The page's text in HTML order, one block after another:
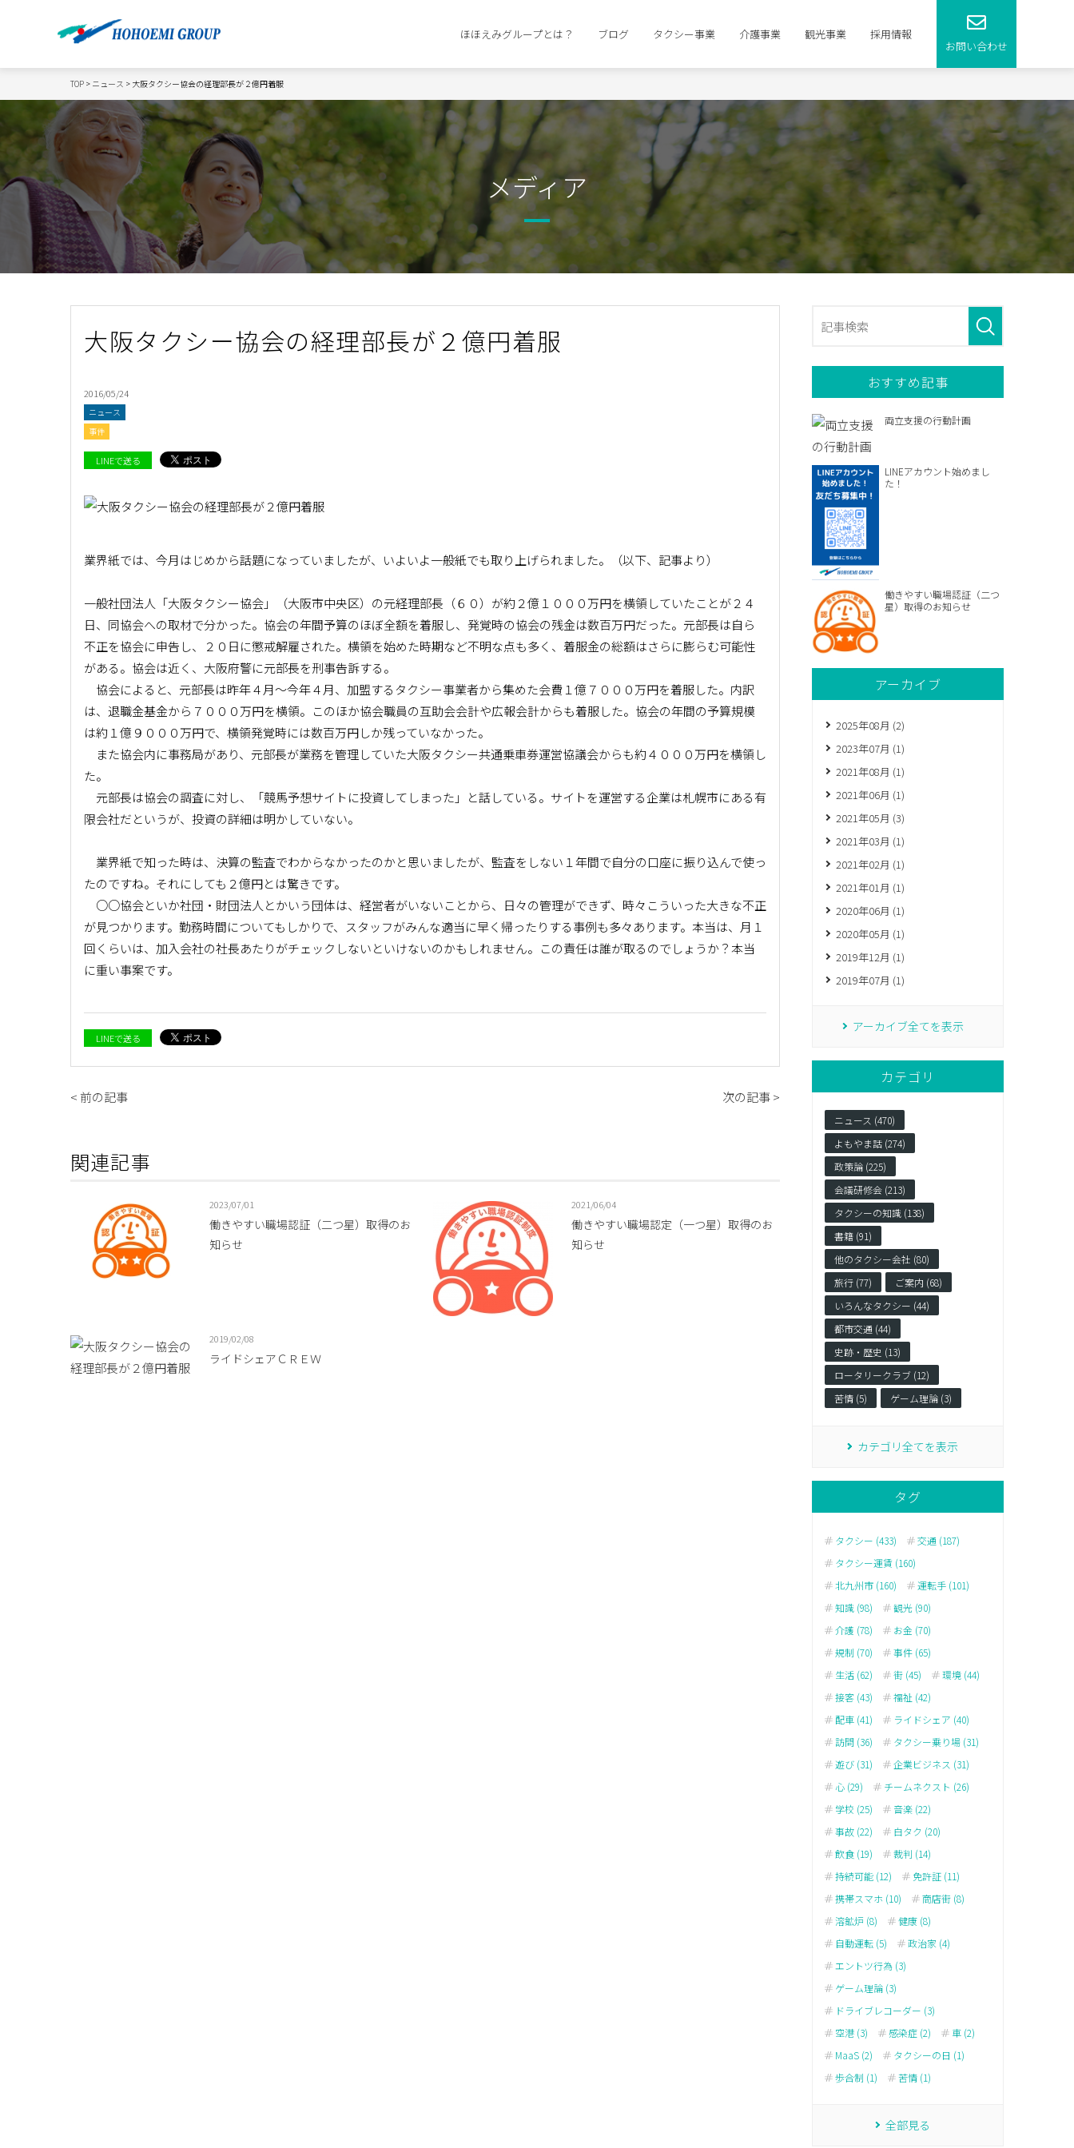
ほほえみグループとは？ ブログ タクシー事業 介護事業 観光事業 採用情報
お問い合わせ
TOP > ニュース > 大阪タクシー協会の経理部長が２億円着服
メディア
大阪タクシー協会の経理部長が２億円着服
2016/05/24
ニュース
事件
LINEで送る
業界紙では、今月はじめから話題になっていましたが、いよいよ一般紙でも取り上げられました。（以下、記事より）
一般社団法人「大阪タクシー協会」（大阪市中央区）の元経理部長（６０）が約２億１０００万円を横領していたことが２４
日、同協会への取材で分かった。協会の年間予算のほぼ全額を着服し、発覚時の協会の残金は数百万円だった。元部長は自ら
不正を協会に申告し、２０日に懲戒解雇された。横領を始めた時期など不明な点も多く、着服金の総額はさらに膨らむ可能性
がある。協会は近く、大阪府警に元部長を刑事告訴する。
協会によると、元部長は昨年４月～今年４月、加盟するタクシー事業者から集めた会費１億７０００万円を着服した。内訳
は、退職金基金から７０００万円を横領。このほか協会職員の互助会会計や広報会計からも着服した。協会の年間の予算規模
は約１億９０００万円で、横領発覚時には数百万円しか残っていなかった。
また協会内に事務局があり、元部長が業務を管理していた大阪タクシー共通乗車券運営協議会からも約４０００万円を横領し
た。
元部長は協会の調査に対し、「競馬予想サイトに投資してしまった」と話している。サイトを運営する企業は札幌市にある有
限会社だというが、投資の詳細は明かしていない。
業界紙で知った時は、決算の監査でわからなかったのかと思いましたが、監査をしない１年間で自分の口座に振り込んで使っ
たのですね。それにしても２億円とは驚きです。
○○協会といか社団・財団法人とかいう団体は、経営者がいないことから、日々の管理ができず、時々こういった大きな不正
が見つかります。勤務時間についてもしかりで、スタッフがみんな適当に早く帰ったりする事例も多々あります。本当は、月１
回くらいは、加入会社の社長あたりがチェックしないといけないのかもしれません。この責任は誰が取るのでしょうか？本当
に重い事案です。
LINEで送る
< 前の記事 次の記事 >
関連記事
2023/07/01
働きやすい職場認証（二つ星）取得のお
知らせ
2021/06/04
働きやすい職場認定（一つ星）取得のお
知らせ
2019/02/08
ライドシェアＣＲＥＷ
おすすめ記事
両立支援の行動計画
LINEアカウント始めまし
た！
働きやすい職場認証（二つ
星）取得のお知らせ
アーカイブ
2025年08月 (2)
2023年07月 (1)
2021年08月 (1)
2021年06月 (1)
2021年05月 (3)
2021年03月 (1)
2021年02月 (1)
2021年01月 (1)
2020年06月 (1)
2020年05月 (1)
2019年12月 (1)
2019年07月 (1)
アーカイブ全てを表示
カテゴリ
ニュース (470)
よもやま話 (274)
政策論 (225)
会議研修会 (213)
タクシーの知識 (138)
書籍 (91)
他のタクシー会社 (80)
旅行 (77)
ご案内 (68)
いろんなタクシー (44)
都市交通 (44)
史跡・歴史 (13)
ロータリークラブ (12)
苦情 (5)
ゲーム理論 (3)
カテゴリ全てを表示
タグ
タクシー (433)
交通 (187)
タクシー運賃 (160)
北九州市 (160)
運転手 (101)
知識 (98)
観光 (90)
介護 (78)
お金 (70)
規制 (70)
事件 (65)
生活 (62)
街 (45)
環境 (44)
接客 (43)
福祉 (42)
配車 (41)
ライドシェア (40)
訪問 (36)
タクシー乗り場 (31)
遊び (31)
企業ビジネス (31)
心 (29)
チームネクスト (26)
学校 (25)
音楽 (22)
事故 (22)
白タク (20)
飲食 (19)
裁判 (14)
持続可能 (12)
免許証 (11)
携帯スマホ (10)
商店街 (8)
溶鉱炉 (8)
健康 (8)
自動運転 (5)
政治家 (4)
エントツ行為 (3)
ゲーム理論 (3)
ドライブレコーダー (3)
空港 (3)
感染症 (2)
車 (2)
MaaS (2)
タクシーの日 (1)
歩合制 (1)
苦情 (1)
全部見る